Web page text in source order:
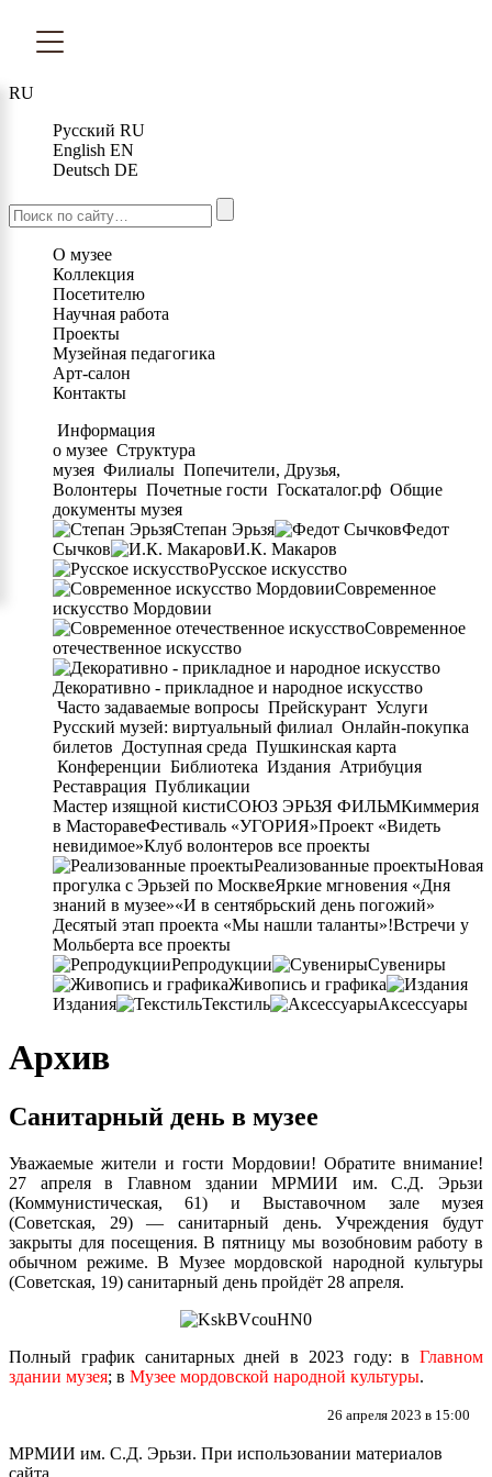
RU
Русский RU
English EN
Deutsch DE
О музее
Коллекция
Посетителю
Научная работа
Проекты
Музейная педагогика
Арт-салон
Контакты
Информация
о музее Структура
музея Филиалы Попечители, Друзья,
Волонтеры Почетные гости Госкаталог.рф Общие
документы музея
Степан Эрьзя
Федот
Сычков
И.К. Макаров
Русское искусство
Современное
искусство Мордовии
Современное
отечественное искусство
Декоративно - прикладное и народное искусство
Часто задаваемые вопросы Прейскурант Услуги
Русский музей: виртуальный филиал Онлайн-покупка
билетов Доступная среда Пушкинская карта
Конференции Библиотека Издания Атрибуция
Реставрация Публикации
Мастер изящной кистиСОЮЗ ЭРЬЗЯ ФИЛЬМКиммерия
в МасторавеФестиваль «УГОРИЯ»Проект «Видеть
невидимое»Клуб волонтеров все проекты
Реализованные проектыНовая
прогулка с Эрьзей по МосквеЯркие мгновения «Дня
знаний в музее»«И в сентябрьский день погожий»
Десятый этап проекта «Мы нашли таланты»!Встречи у
Мольберта все проекты
Репродукции
Сувениры
Живопись и графика
Издания
Текстиль Аксессуары
Архив
Санитарный день в музее
Уважаемые жители и гости Мордовии! Обратите внимание!
27 апреля в Главном здании МРМИИ им. С.Д. Эрьзи
(Коммунистическая, 61) и Выставочном зале музея
(Советская, 29) — санитарный день. Учреждения будут
закрыты для посещения. В пятницу мы возобновим работу в
обычном режиме. В Музее мордовской народной культуры
(Советская, 19) санитарный день пройдёт 28 апреля.
Полный график санитарных дней в 2023 году: в Главном
здании музея; в Музее мордовской народной культуры.
26 апреля 2023 в 15:00
МРМИИ им. С.Д. Эрьзи. При использовании материалов
сайта